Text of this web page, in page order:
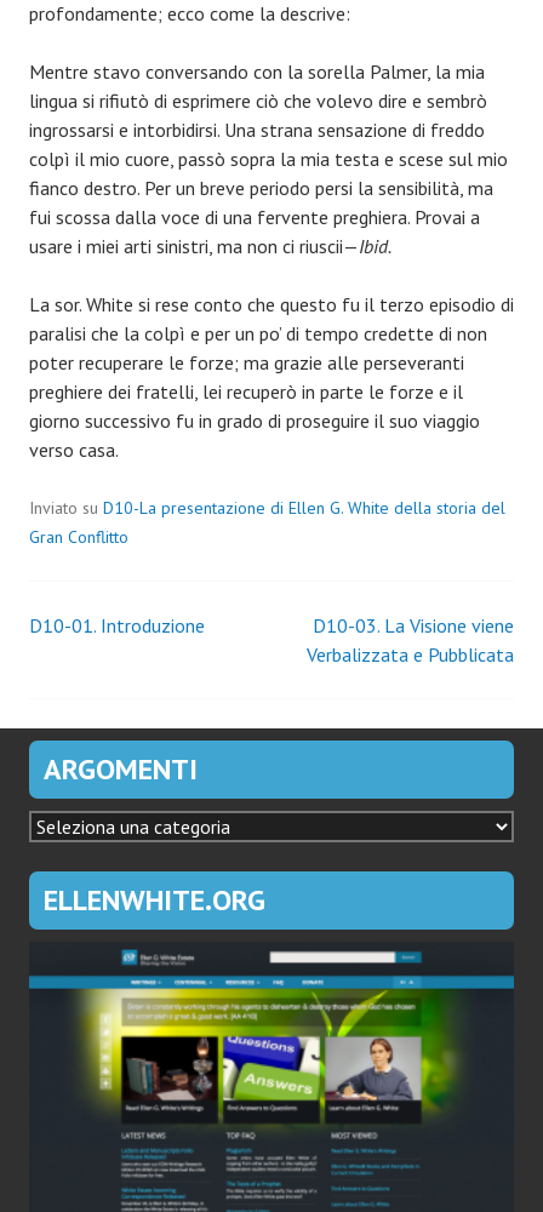
profondamente; ecco come la descrive:
Mentre stavo conversando con la sorella Palmer, la mia
lingua si rifiutò di esprimere ciò che volevo dire e sembrò
ingrossarsi e intorbidirsi. Una strana sensazione di freddo
colpì il mio cuore, passò sopra la mia testa e scese sul mio
fianco destro. Per un breve periodo persi la sensibilità, ma
fui scossa dalla voce di una fervente preghiera. Provai a
usare i miei arti sinistri, ma non ci riuscii—Ibid.
La sor. White si rese conto che questo fu il terzo episodio di
paralisi che la colpì e per un po’ di tempo credette di non
poter recuperare le forze; ma grazie alle perseveranti
preghiere dei fratelli, lei recuperò in parte le forze e il
giorno successivo fu in grado di proseguire il suo viaggio
verso casa.
Inviato su D10-La presentazione di Ellen G. White della storia del
Gran Conflitto
Navigazione
D10-01. Introduzione
D10-03. La Visione viene
Verbalizzata e Pubblicata
ARGOMENTI
ARGOMENTI
ELLENWHITE.ORG